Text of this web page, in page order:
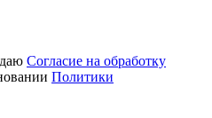
Согласие на обработку
Политики